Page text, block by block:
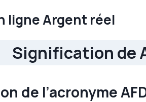
ligne Argent réel
Signification de
de l’acronyme